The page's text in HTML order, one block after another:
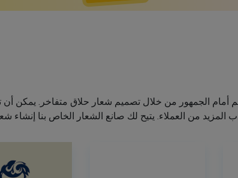
أمام الجمهور من خلال تصميم شعار حلاق متفاخر. يمكن